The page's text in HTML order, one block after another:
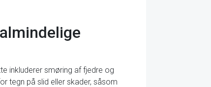
inkluderer smøring af fjedre og
tegn på slid eller skader, såsom